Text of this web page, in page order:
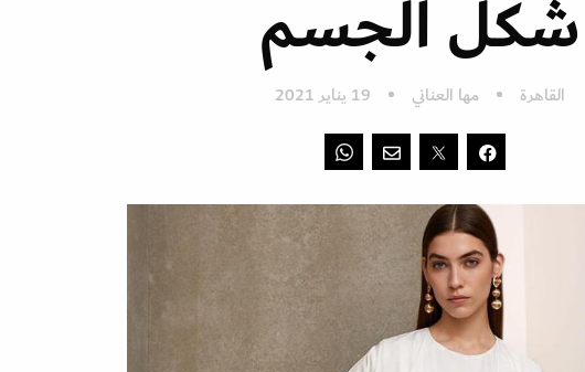
شكل الجسم
القاهرة مها العناني 19 يناير 2021